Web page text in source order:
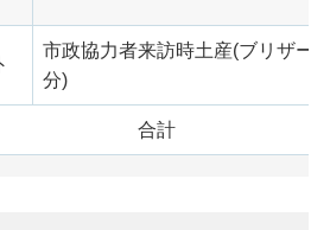
市政協力者来訪時土産(ブリザー
分)
合計